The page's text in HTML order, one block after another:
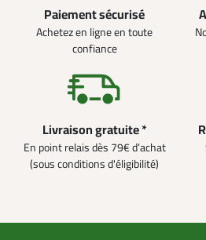
Paiement sécurisé
Achetez en ligne en toute
confiance
Livraison gratuite *
En point relais dès 79€ d’achat
(sous conditions d'éligibilité)